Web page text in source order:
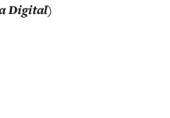
Digital)